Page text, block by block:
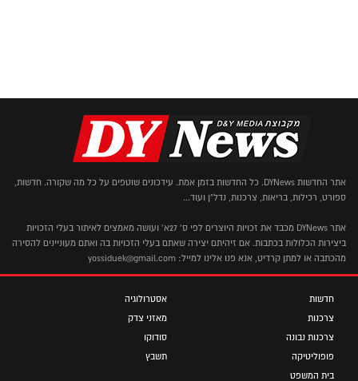
אתר החדשות DYNews. כל החדשות בזמן אמת. עידכונים שוטפים על כל מה שקורה. חדשות,
ספורט, רכילות, בריאות, צרכנות, נדל"ן ועוד...
אתר DYNews מכבד את זכויות היוצרים לפי ס' 27א' ועושה מאמצים לאיתור בעלי הזכויות
ביצירות הכלולות בכתבות. אם זיהיתם יצירה שאתם בעלי הזכויות בה ואתם מעוניינים להסירה
מהכתבה או למתן קרדיט, אנא פנו אלינו למייל: yossiduek@gmail.com
חדשות
צרכנות
צרכנות נבונה
פופוליטיקה
בית המשפט
אסטרולוגיה
מאזני צדק
סודוקו
תשבץ